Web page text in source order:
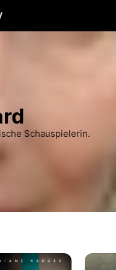
Schauspielerin.
Bonjour
Tristesse